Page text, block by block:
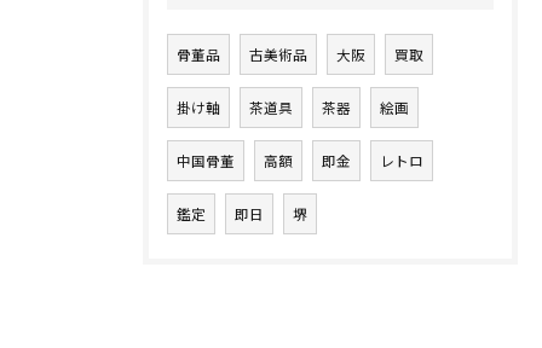
骨董品 古美術品 大阪 買取
掛け軸 茶道具 茶器 絵画
中国骨董 高額 即金 レトロ
鑑定 即日 堺